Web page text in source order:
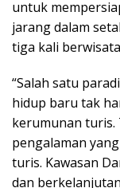
untuk
jarang dalam
tiga kali
“Salah satu
hidup baru tak
kerumunan turis.
pengalaman
turis. Kawasan
dan